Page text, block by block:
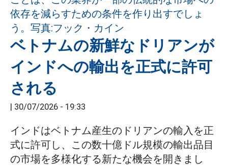
ベトナムの新鮮なドリアンが
インドへの輸出を正式に許可
される
| 30/07/2026 - 19:33
インドはベトナム産生のドリアンの輸入を正
式に許可し、この数十億ドル規模の輸出品目
の市場を多様化する新たな機会を開きまし